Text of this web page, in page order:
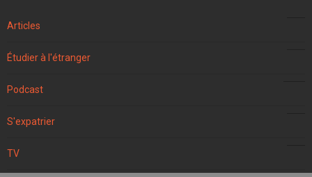
Articles
Étudier à l'étranger
Podcast
S'expatrier
TV